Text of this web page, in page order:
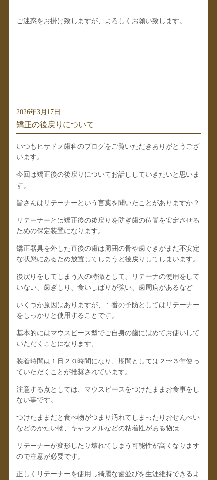
ご迷惑をお掛け致しますが、よろしくお願い致します。
2026年3月17日
矯正の後戻りについて
いつもヒサドメ歯科のブログをご覧いただきありがとうござ
います。
今回は矯正後の後戻りについてお話ししていきたいと思いま
す。
皆さんはリテーナーという言葉を聞いたことがありますか？
リテーナーとは矯正後の後戻りを防ぎ歯の位置を安定させる
ための保定装置になります。
矯正器具を外した直後の歯は周囲の骨や歯ぐきがまだ不安定
な状態にあるため放置してしまうと後戻りしてしまいます。
後戻りをしてしまう人の特徴として、リテーナの使用をして
いない、歯ぎしり、食いしばりが強い、歯周病があるなど
いくつか原因はありますが、１番の予防としてはリテーナー
をしっかりと使用することです。
基本的にはマウスピース型でご自身の歯にはめてお使いして
いただくことになります。
装着時間は１日２０時間になり、期間としては２〜３年使っ
ていただくことが推奨されています。
注意する点としては、マウスピースをつけたままお食事をし
ない事です。
つけたままだと食べ物がつまり汚れてしまったりおせんべい
などのかたい物、キャラメルなどの粘着性がある物は
リテーナーが変形したり壊れてしまう可能性が高くなります
ので注意が必要です。
正しくリテーナーを使用し綺麗な歯並びを生涯維持できるよ